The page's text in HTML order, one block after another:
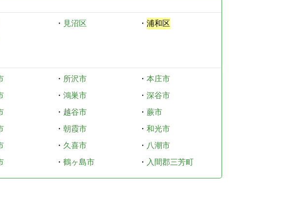
・ 見沼区 ・ 浦和区
・ 所沢市 ・ 本庄市
・ 鴻巣市 ・ 深谷市
・ 越谷市 ・ 蕨市
・ 朝霞市 ・ 和光市
・ 久喜市 ・ 八潮市
・ 鶴ヶ島市 ・ 入間郡三芳町